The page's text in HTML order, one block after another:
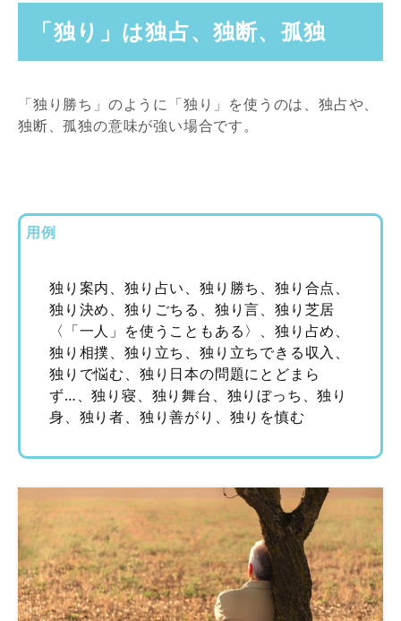
「独り」は独占、独断、孤独
「独り勝ち」のように「独り」を使うのは、独占や、
独断、孤独の意味が強い場合です。
用例
独り案内、独り占い、独り勝ち、独り合点、
独り決め、独りごちる、独り言、独り芝居
〈「一人」を使うこともある〉、独り占め、
独り相撲、独り立ち、独り立ちできる収入、
独りで悩む、独り日本の問題にとどまら
ず…、独り寝、独り舞台、独りぼっち、独り
身、独り者、独り善がり、独りを慎む